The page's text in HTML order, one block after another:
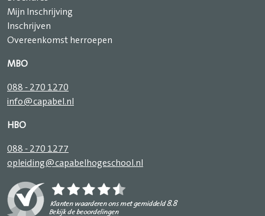
Mijn Inschrijving
Inschrijven
Overeenkomst herroepen
MBO
088 - 270 1270
info@capabel.nl
HBO
088 - 270 1277
opleiding@capabelhogeschool.nl